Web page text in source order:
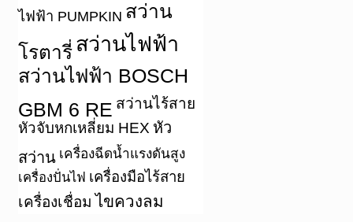
ไฟฟ้า PUMPKIN สว่าน
โรตารี่ สว่านไฟฟ้า
สว่านไฟฟ้า BOSCH
GBM 6 RE สว่านไร้สาย
หัวจับหกเหลี่ยม HEX หัว
สว่าน เครื่องฉีดน้ำแรงดันสูง
เครื่องปั่นไฟ เครื่องมือไร้สาย
เครื่องเชื่อม ไขควงลม